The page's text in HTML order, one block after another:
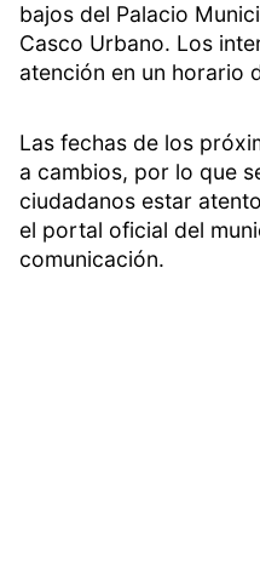
bajos del Palacio
Casco Urbano. Los
atención en un horario
Las fechas de los
a cambios, por lo que
ciudadanos estar
el portal oficial del
comunicación.